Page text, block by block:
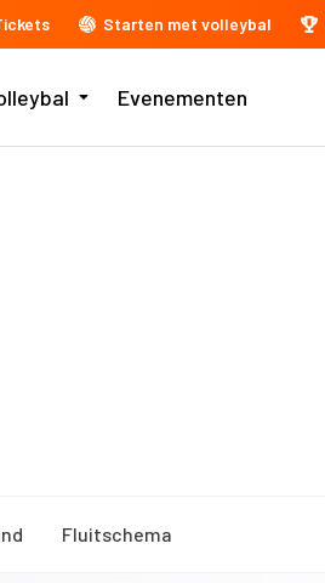
Starten met volleybal
Evenementen
Fluitschema